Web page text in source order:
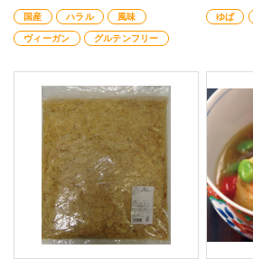
国産 ハラル
風味
ヴィーガン
グルテンフリー
ゆば